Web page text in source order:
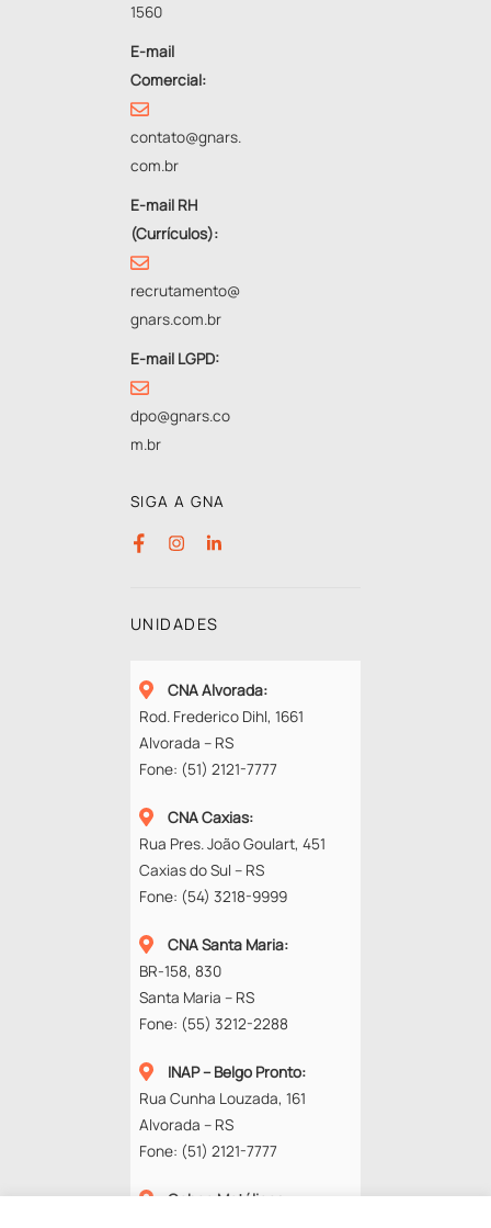
1560
E-mail
Comercial:
contato@gnars.
com.br
E-mail RH
(Currículos):
recrutamento@
gnars.com.br
E-mail LGPD:
dpo@gnars.co
m.br
SIGA A GNA
UNIDADES
CNA Alvorada:
Rod. Frederico Dihl, 1661
Alvorada – RS
Fone: (51) 2121-7777
CNA Caxias:
Rua Pres. João Goulart, 451
Caxias do Sul – RS
Fone: (54) 3218-9999
CNA Santa Maria:
BR-158, 830
Santa Maria – RS
Fone: (55) 3212-2288
INAP – Belgo Pronto:
Rua Cunha Louzada, 161
Alvorada – RS
Fone: (51) 2121-7777
Cobec Metálicos